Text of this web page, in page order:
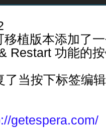
移植版本添加了
Restart 功能的
了当按下标签编
getespera.com/